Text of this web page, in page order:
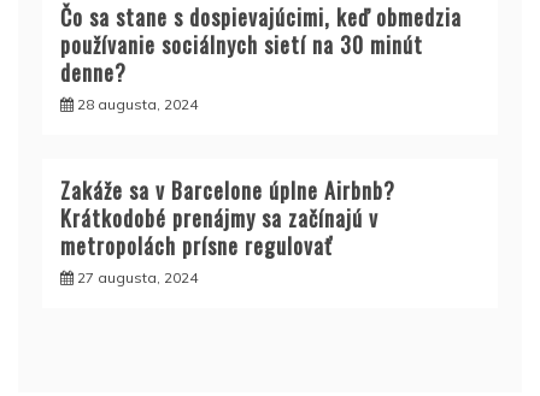
Čo sa stane s dospievajúcimi, keď obmedzia
používanie sociálnych sietí na 30 minút
denne?
28 augusta, 2024
Zakáže sa v Barcelone úplne Airbnb?
Krátkodobé prenájmy sa začínajú v
metropolách prísne regulovať
27 augusta, 2024